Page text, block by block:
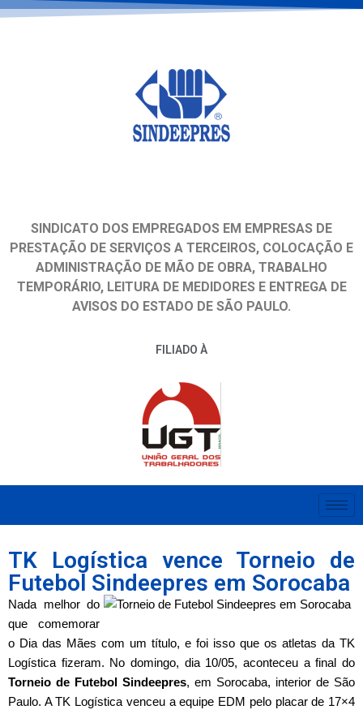
SINDICATO DOS EMPREGADOS EM EMPRESAS DE
PRESTAÇÃO DE SERVIÇOS A TERCEIROS, COLOCAÇÃO E
ADMINISTRAÇÃO DE MÃO DE OBRA, TRABALHO
TEMPORÁRIO, LEITURA DE MEDIDORES E ENTREGA DE
AVISOS DO ESTADO DE SÃO PAULO.
FILIADO À
TK Logística vence Torneio de
Futebol Sindeepres em Sorocaba
Nada melhor do
que comemorar
o Dia das Mães com um título, e foi isso que os atletas da TK
Logística fizeram. No domingo, dia 10/05, aconteceu a final do
Torneio de Futebol Sindeepres, em Sorocaba, interior de São
Paulo. A TK Logística venceu a equipe EDM pelo placar de 17×4